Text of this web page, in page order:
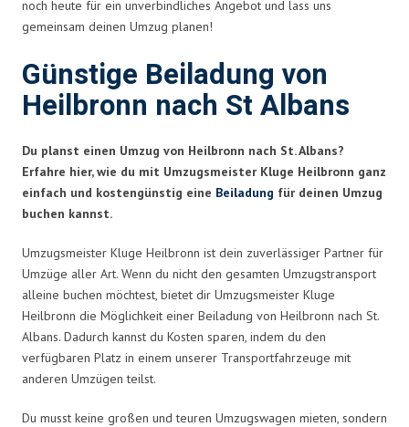
noch heute für ein unverbindliches Angebot und lass uns
gemeinsam deinen Umzug planen!
Günstige Beiladung von
Heilbronn nach St Albans
Du planst einen Umzug von Heilbronn nach St. Albans?
Erfahre hier, wie du mit Umzugsmeister Kluge Heilbronn ganz
einfach und kostengünstig eine Beiladung für deinen Umzug
buchen kannst.
Umzugsmeister Kluge Heilbronn ist dein zuverlässiger Partner für
Umzüge aller Art. Wenn du nicht den gesamten Umzugstransport
alleine buchen möchtest, bietet dir Umzugsmeister Kluge
Heilbronn die Möglichkeit einer Beiladung von Heilbronn nach St.
Albans. Dadurch kannst du Kosten sparen, indem du den
verfügbaren Platz in einem unserer Transportfahrzeuge mit
anderen Umzügen teilst.
Du musst keine großen und teuren Umzugswagen mieten, sondern